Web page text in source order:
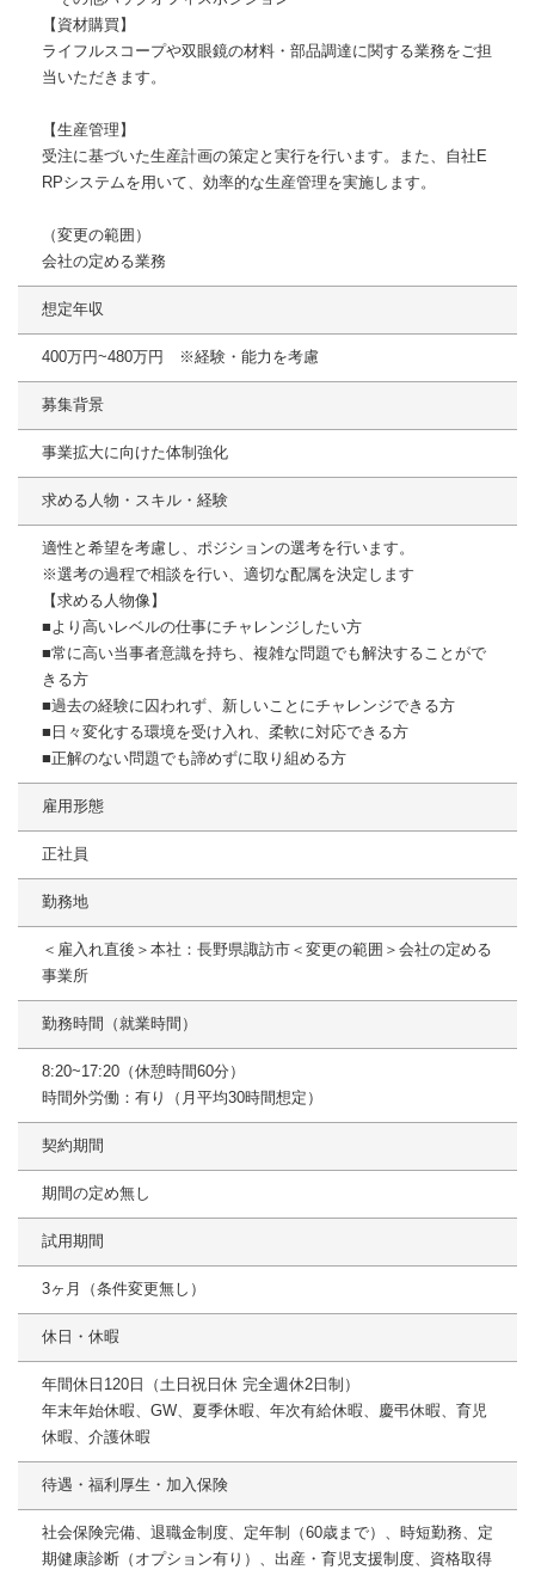
【資材購買】
ライフルスコープや双眼鏡の材料・部品調達に関する業務をご担
当いただきます。
【生産管理】
受注に基づいた生産計画の策定と実行を行います。また、自社E
RPシステムを用いて、効率的な生産管理を実施します。
（変更の範囲）
会社の定める業務
想定年収
400万円~480万円 ※経験・能力を考慮
募集背景
事業拡大に向けた体制強化
求める人物・スキル・経験
適性と希望を考慮し、ポジションの選考を行います。
※選考の過程で相談を行い、適切な配属を決定します
【求める人物像】
■より高いレベルの仕事にチャレンジしたい方
■常に高い当事者意識を持ち、複雑な問題でも解決することがで
きる方
■過去の経験に囚われず、新しいことにチャレンジできる方
■日々変化する環境を受け入れ、柔軟に対応できる方
■正解のない問題でも諦めずに取り組める⽅
雇用形態
正社員
勤務地
＜雇入れ直後＞本社：長野県諏訪市＜変更の範囲＞会社の定める
事業所
勤務時間（就業時間）
8:20~17:20（休憩時間60分）
時間外労働：有り（月平均30時間想定）
契約期間
期間の定め無し
試用期間
3ヶ月（条件変更無し）
休日・休暇
年間休日120日（土日祝日休 完全週休2日制）
年末年始休暇、GW、夏季休暇、年次有給休暇、慶弔休暇、育児
休暇、介護休暇
待遇・福利厚生・加入保険
社会保険完備、退職金制度、定年制（60歳まで）、時短勤務、定
期健康診断（オプション有り）、出産・育児支援制度、資格取得